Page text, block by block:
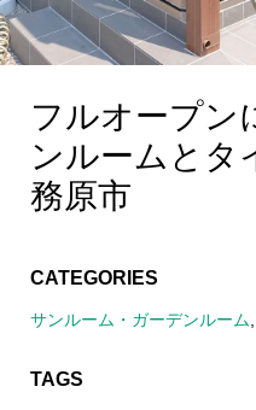
フルオープン
ンルームとタ
務原市
CATEGORIES
サンルーム・ガーデンルーム
TAGS